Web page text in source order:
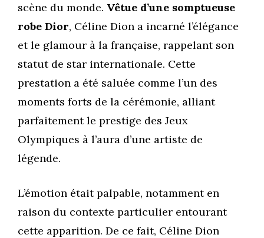
scène du monde. Vêtue d’une somptueuse
robe Dior, Céline Dion a incarné l’élégance
et le glamour à la française, rappelant son
statut de star internationale. Cette
prestation a été saluée comme l’un des
moments forts de la cérémonie, alliant
parfaitement le prestige des Jeux
Olympiques à l’aura d’une artiste de
légende.
L’émotion était palpable, notamment en
raison du contexte particulier entourant
cette apparition. De ce fait, Céline Dion